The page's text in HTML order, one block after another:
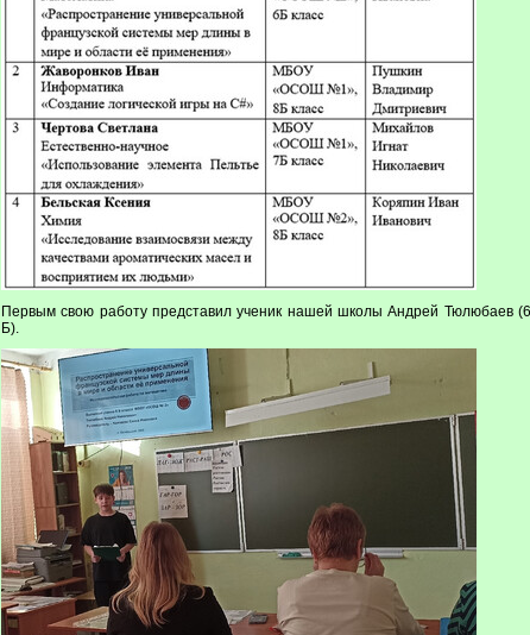
Первым свою работу представил ученик нашей школы Андрей Тюлюбаев (6
Б).